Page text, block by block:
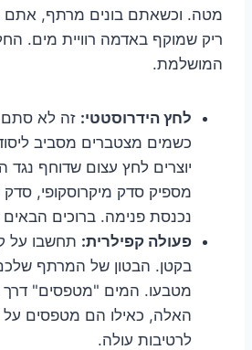
מטה. וכשאתם בונים מרתף, אתם
ריק שמוקף באדמה רוויית מים.
המושלמת.
לחץ הידרוסטטי: זה לא סתם
כשמים מצטברים מסביב
יוצרים לחץ עצום שדוחף נגד
מספיק סדק מיקרוסקופי, סדק
נכנסת פנימה. ברוכים הבאים
פעולה קפילרית: תחשבו על
בקטן. הבטון של המרתף
מטבעו. המים "מטפסים" דרך
האלה, כאילו הם מטפסים על
לרטיבות עולה.